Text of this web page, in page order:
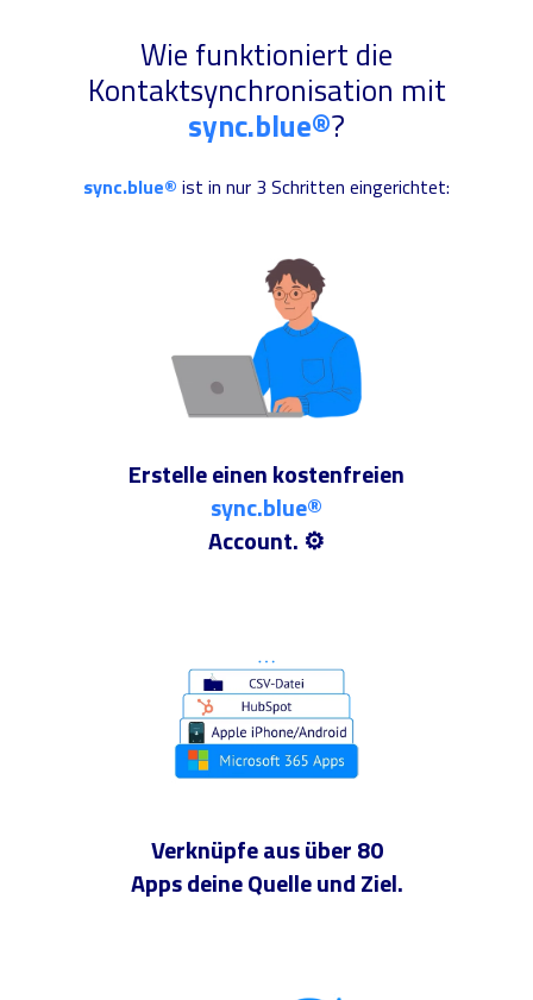
Wie funktioniert die
Kontaktsynchronisation mit
sync.blue®?
sync.blue® ist in nur 3 Schritten eingerichtet:
Erstelle einen kostenfreien
sync.blue®
Account. ⚙️
Verknüpfe aus über 80
Apps deine Quelle und Ziel.